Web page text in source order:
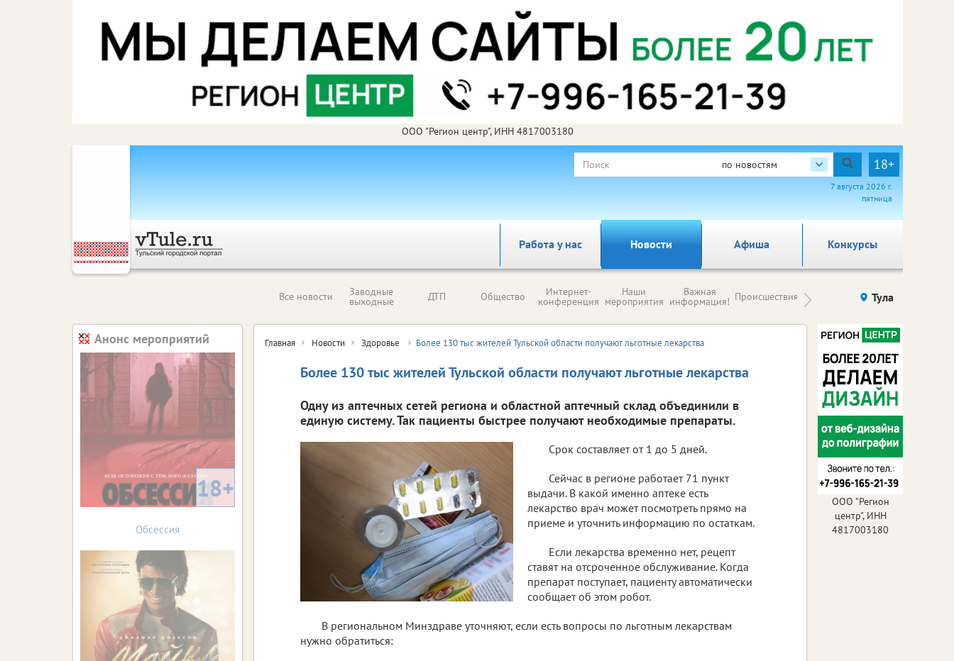
ООО "Регион центр", ИНН 4817003180
по новостям 18+
7 августа 2026 г.
пятница
Работа у нас Новости Афиша Конкурсы
Все новости Заводные
выходные ДТП Общество Интернет-
конференция
Наши
мероприятия
Важная
информация! Происшествия Здоровье компаний (на
Тула
Главная Новости Здоровье Более 130 тыс жителей Тульской области получают льготные лекарства
Более 130 тыс жителей Тульской области получают льготные лекарства
Одну из аптечных сетей региона и областной аптечный склад объединили в
единую систему. Так пациенты быстрее получают необходимые препараты.
Срок составляет от 1 до 5 дней.
Сейчас в регионе работает 71 пункт
выдачи. В какой именно аптеке есть
лекарство врач может посмотреть прямо на
приеме и уточнить информацию по остаткам.
Если лекарства временно нет, рецепт
ставят на отсроченное обслуживание. Когда
препарат поступает, пациенту автоматически
сообщает об этом робот.
В региональном Минздраве уточняют, если есть вопросы по льготным лекарствам
нужно обратиться:
Анонс мероприятий
18+
Обсессия
ООО "Регион
центр", ИНН
4817003180